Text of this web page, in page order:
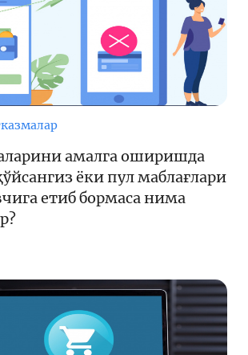
амалга оширишда
ёки пул маблағлари
етиб бормаса нима